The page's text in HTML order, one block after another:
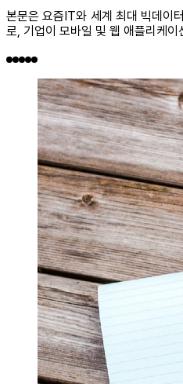
본문은 요즘IT와 세계 최대 빅데
로, 기업이 모바일 및 웹 애플리케